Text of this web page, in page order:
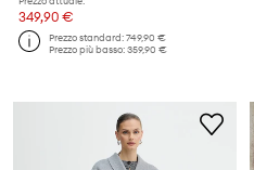
349,90 €
Prezzo standard:749,90 €
Prezzo più basso:359,90 €